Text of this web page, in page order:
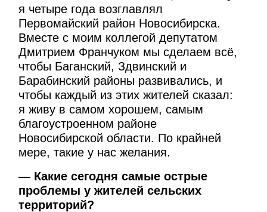
я четыре года возглавлял
Первомайский район Новосибирска.
Вместе с моим коллегой депутатом
Дмитрием Франчуком мы сделаем всё,
чтобы Баганский, Здвинский и
Барабинский районы развивались, и
чтобы каждый из этих жителей сказал:
я живу в самом хорошем, самым
благоустроенном районе
Новосибирской области. По крайней
мере, такие у нас желания.
— Какие сегодня самые острые
проблемы у жителей сельских
территорий?